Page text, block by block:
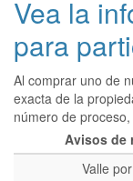
Vea la
para
Al comprar uno de
exacta de la
número de
Avisos de
Valle